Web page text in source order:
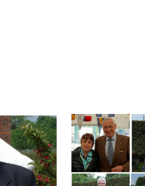
Branding
ARMCHAIR